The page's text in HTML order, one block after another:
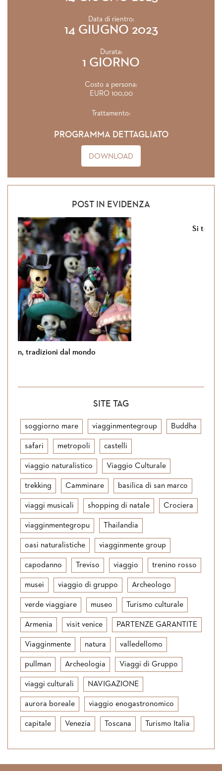
Data di rientro:
14 GIUGNO 2023
Durata:
1 GIORNO
Costo a persona:
EURO 100,00
Trattamento:
PROGRAMMA DETTAGLIATO
DOWNLOAD
POST IN EVIDENZA
tradizioni dal mondo
SITE TAG
soggiorno mare viagginmentegroup Buddha
safari metropoli castelli
viaggio naturalistico Viaggio Culturale
trekking Camminare basilica di san marco
viaggi musicali shopping di natale Crociera
viagginmentegropu Thailandia
oasi naturalistiche viagginmente group
capodanno Treviso viaggio trenino rosso
musei viaggio di gruppo Archeologo
verde viaggiare museo Turismo culturale
Armenia visit venice PARTENZE GARANTITE
Viagginmente natura valledellomo
pullman Archeologia Viaggi di Gruppo
viaggi culturali NAVIGAZIONE
aurora boreale viaggio enogastronomico
capitale Venezia Toscana Turismo Italia